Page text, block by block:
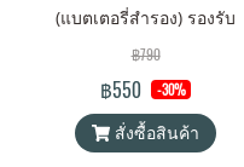
(แบตเตอรี่สำรอง) รองรับ
เทคโนโลยีชาร์จเร็ว (Fast
Charge) PD 20W ความจุ
10000mAh Battery Pack
PowerBank (พาวเวอร์แบงค์)
฿790
฿550 -30%
สั่งซื้อสินค้า